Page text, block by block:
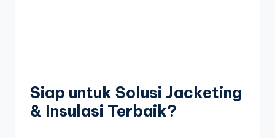
Siap untuk Solusi Jacketing
& Insulasi Terbaik?